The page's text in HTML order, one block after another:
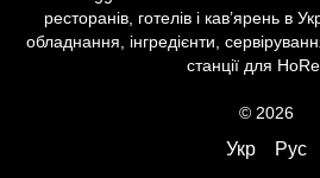
ресторанів, готелів і кав’ярень в
обладнання, інгредієнти,
станції для
© 2026
Укр Рус